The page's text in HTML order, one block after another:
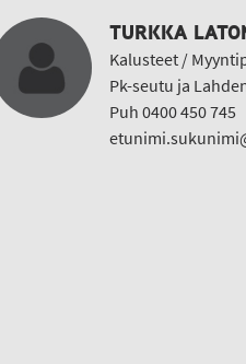
TURKKA
Kalusteet /
Pk-seutu ja
Puh 0400 450 745